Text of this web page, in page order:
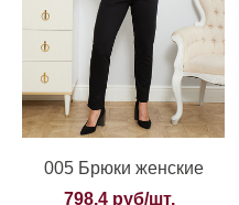
005 Брюки женские
798,4 руб/шт.